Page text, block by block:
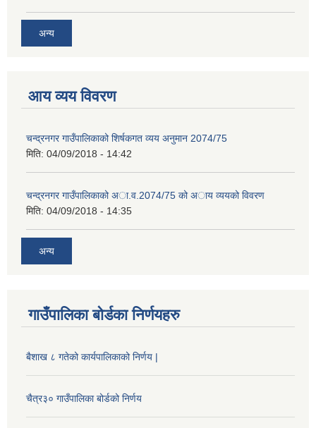
अन्य
आय व्यय विवरण
चन्द्रनगर गाउँपालिकाको शिर्षकगत व्यय अनुमान 2074/75
मिति: 04/09/2018 - 14:42
चन्द्रनगर गाउँपालिकाको अा‍‍‍.व.2074/75 को अाय व्ययको विवरण
मिति: 04/09/2018 - 14:35
अन्य
गाउँपालिका बोर्डका निर्णयहरु
बैशाख ८ गतेको कार्यपालिकाको निर्णय |
चैत्र३० गाउँपालिका बोर्डको निर्णय